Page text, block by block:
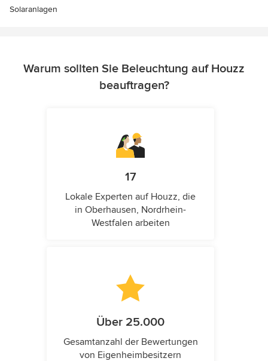
Solaranlagen
Warum sollten Sie Beleuchtung auf Houzz
beauftragen?
17
Lokale Experten auf Houzz, die
in Oberhausen, Nordrhein-
Westfalen arbeiten
Über 25.000
Gesamtanzahl der Bewertungen
von Eigenheimbesitzern